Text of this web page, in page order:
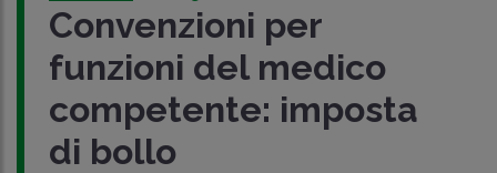
Convenzioni per
funzioni del medico
competente: imposta
di bollo